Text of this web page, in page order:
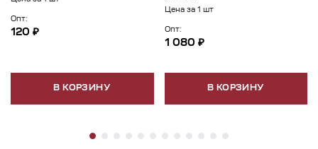
Опт:
120 ₽
В КОРЗИНУ
Цена за 1 шт
Опт:
1 080 ₽
В КОРЗИНУ